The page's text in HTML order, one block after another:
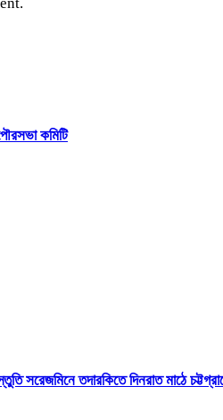
কমিটি
সরেজমিনে তদারকিতে দিনরাত মাঠে